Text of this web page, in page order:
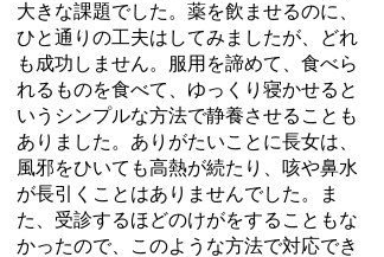
大きな課題でした。薬を飲ませるのに、
ひと通りの工夫はしてみましたが、どれ
も成功しません。服用を諦めて、食べら
れるものを食べて、ゆっくり寝かせると
いうシンプルな方法で静養させることも
ありました。ありがたいことに長女は、
風邪をひいても高熱が続たり、咳や鼻水
が長引くことはありませんでした。ま
た、受診するほどのけがをすることもな
かったので、このような方法で対応でき